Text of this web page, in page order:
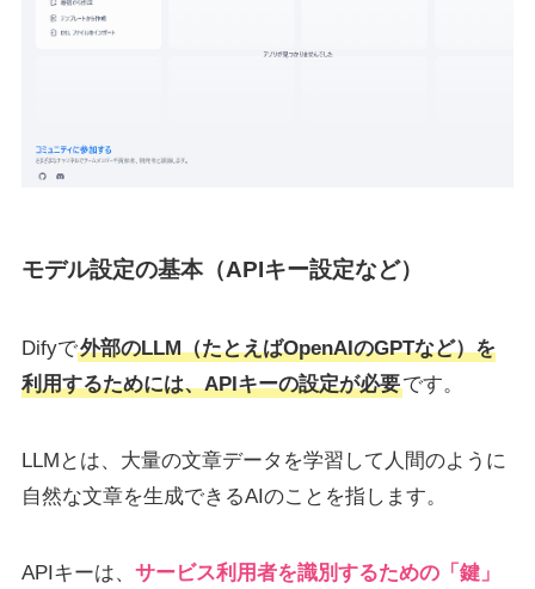
モデル設定の基本（APIキー設定など）
Difyで外部のLLM（たとえばOpenAIのGPTなど）を
利用するためには、APIキーの設定が必要です。
LLMとは、大量の文章データを学習して人間のように
自然な文章を生成できるAIのことを指します。
APIキーは、 サービス利用者を識別するための「鍵」